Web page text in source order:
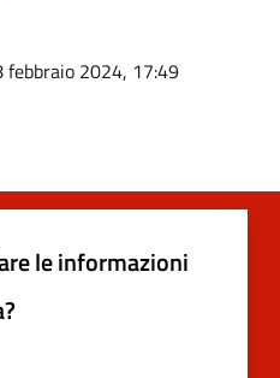
febbraio 2024, 17:49
le informazioni